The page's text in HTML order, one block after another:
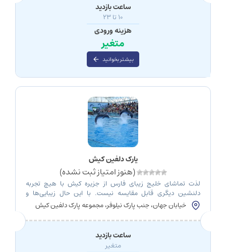
ساعت بازدید
10 تا 23
هزینه ورودی
متغیر
بیشتر بخوانید
پارک دلفین کیش
(هنوز امتیاز ثبت نشده)
لذت تماشای خلیج زیبای فارس از جزیره کیش با هیچ تجربه
دلنشین دیگری قابل مقایسه نیست. با این حال زیبایی‌ها و
تفریحات جزیره صرفا به این محدود نمی‌شود و پارک دلفین کیش
یکی از محبوب‌ترین جاذبه‌هایی است که نباید بازدید از آن را از دست
بدهید. در این مقاله پارک دلفین کیش و همه امکانات […]
خیابان جهان، جنب پارک نیلوفر، مجموعه پارک دلفین کیش
ساعت بازدید
متغیر